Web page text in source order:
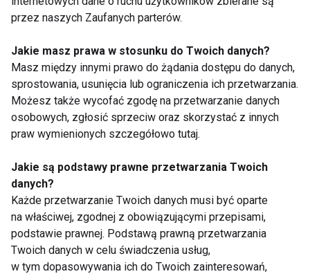
Chiropraktyka i
biorezonans – kiedy
warto z nich
skorzystać?
Holistyczne podejście
do zdrowia w
Krakowie
Niezbędne dla serca i
warto suplementować
kwasy omega-3?
Pokaż więcej
Odżywianie
przez naszych Zaufanych parterów.
Jakie masz prawa w stosunku do Twoich danych?
Masz między innymi prawo do żądania dostępu do danych,
sprostowania, usunięcia lub ograniczenia ich przetwarzania.
Możesz także wycofać zgodę na przetwarzanie danych
osobowych, zgłosić sprzeciw oraz skorzystać z innych
praw wymienionych szczegółowo tutaj.
Jakie są podstawy prawne przetwarzania Twoich
danych?
Każde przetwarzanie Twoich danych musi być oparte
na właściwej, zgodnej z obowiązującymi przepisami,
podstawie prawnej. Podstawą prawną przetwarzania
Twoich danych w celu świadczenia usług,
w tym dopasowywania ich do Twoich zainteresowań,